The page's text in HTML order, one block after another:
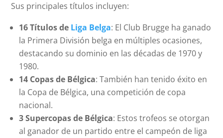
Sus principales títulos incluyen:
16 Títulos de Liga Belga: El Club Brugge ha ganado
la Primera División belga en múltiples ocasiones,
destacando su dominio en las décadas de 1970 y
1980.
14 Copas de Bélgica: También han tenido éxito en
la Copa de Bélgica, una competición de copa
nacional.
3 Supercopas de Bélgica: Estos trofeos se otorgan
al ganador de un partido entre el campeón de liga